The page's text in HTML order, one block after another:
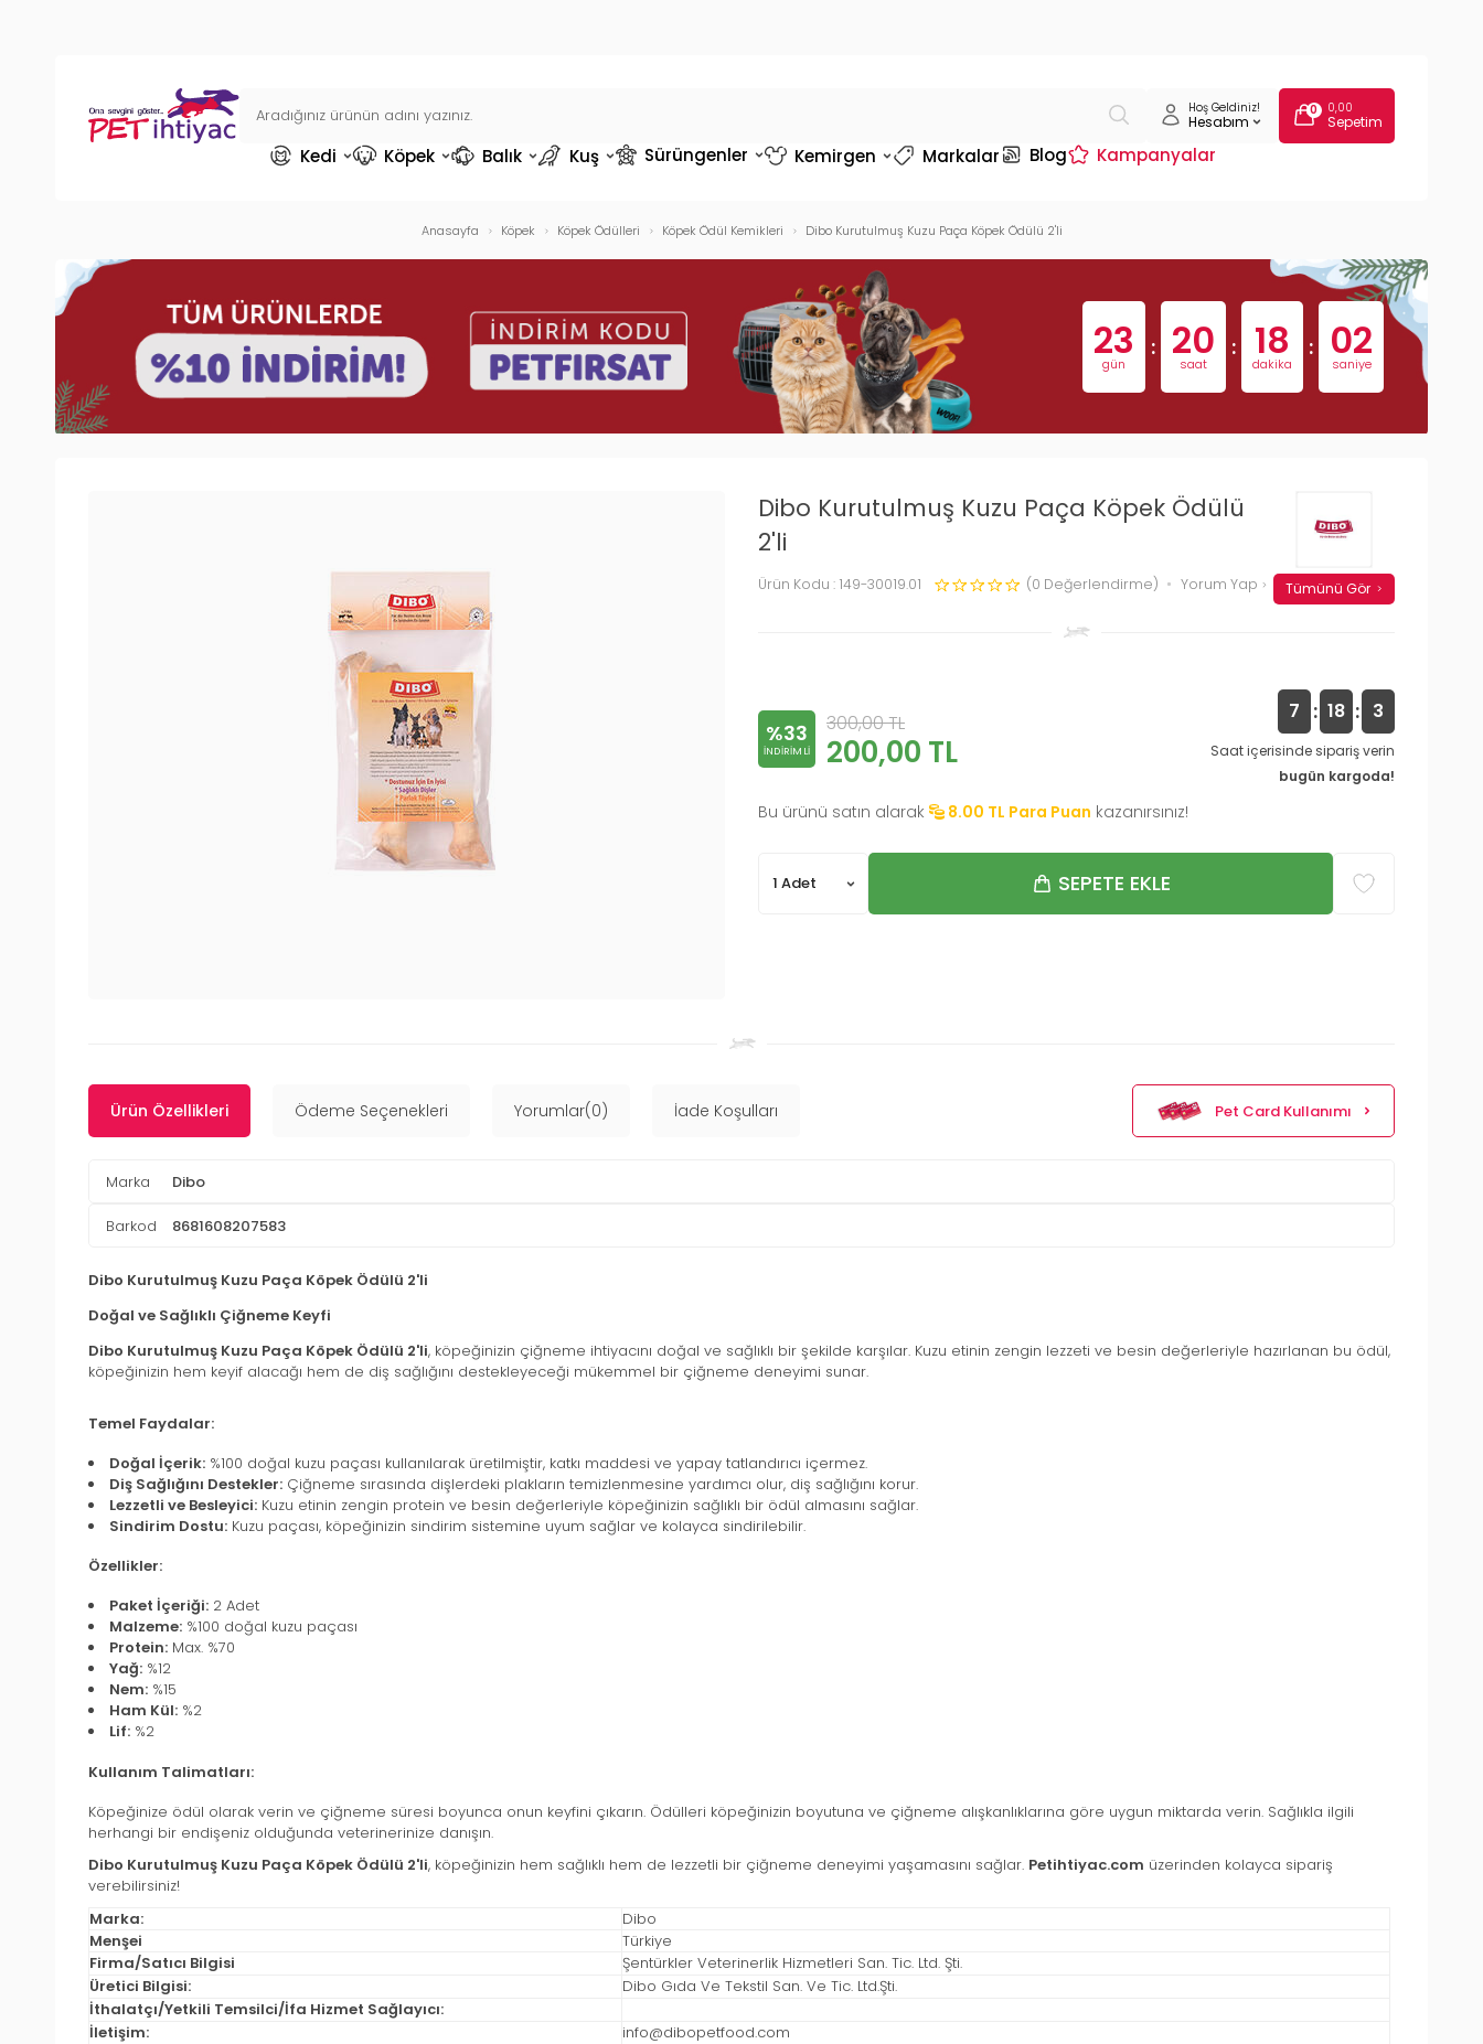
Hoş Geldiniz!
Hesabım
0 0,00
Sepetim
Kedi Köpek Balık Kuş Sürüngenler Kemirgen Markalar Blog Kampanyalar
Anasayfa Köpek Köpek Ödülleri Köpek Ödül Kemikleri Dibo Kurutulmuş Kuzu Paça Köpek Ödülü 2'li
23
gün
: 20
saat
: 18
dakika
: 01
saniye
Dibo Kurutulmuş Kuzu Paça Köpek Ödülü
2'li
Ürün Kodu : 149-30019.01 (0 Değerlendirme) Yorum Yap Tümünü Gör
%33
INDIRIMLI
300,00TL
200,00 TL
7 : 18 : 2
Saat içerisinde sipariş verin
bugün kargoda!
Bu ürünü satın alarak 8.00 TL Para Puan kazanırsınız!
SEPETE EKLE
Ürün Özellikleri Ödeme Seçenekleri Yorumlar(0) İade Koşulları Pet Card Kullanımı
Marka Dibo
Barkod 8681608207583
Dibo Kurutulmuş Kuzu Paça Köpek Ödülü 2'li
Doğal ve Sağlıklı Çiğneme Keyfi
Dibo Kurutulmuş Kuzu Paça Köpek Ödülü 2'li, köpeğinizin çiğneme ihtiyacını doğal ve sağlıklı bir şekilde karşılar. Kuzu etinin zengin lezzeti ve besin değerleriyle hazırlanan bu ödül,
köpeğinizin hem keyif alacağı hem de diş sağlığını destekleyeceği mükemmel bir çiğneme deneyimi sunar.
Temel Faydalar:
Doğal İçerik: %100 doğal kuzu paçası kullanılarak üretilmiştir, katkı maddesi ve yapay tatlandırıcı içermez.
Diş Sağlığını Destekler: Çiğneme sırasında dişlerdeki plakların temizlenmesine yardımcı olur, diş sağlığını korur.
Lezzetli ve Besleyici: Kuzu etinin zengin protein ve besin değerleriyle köpeğinizin sağlıklı bir ödül almasını sağlar.
Sindirim Dostu: Kuzu paçası, köpeğinizin sindirim sistemine uyum sağlar ve kolayca sindirilebilir.
Özellikler:
Paket İçeriği: 2 Adet
Malzeme: %100 doğal kuzu paçası
Protein: Max. %70
Yağ: %12
Nem: %15
Ham Kül: %2
Lif: %2
Kullanım Talimatları:
Köpeğinize ödül olarak verin ve çiğneme süresi boyunca onun keyfini çıkarın. Ödülleri köpeğinizin boyutuna ve çiğneme alışkanlıklarına göre uygun miktarda verin. Sağlıkla ilgili
herhangi bir endişeniz olduğunda veterinerinize danışın.
Dibo Kurutulmuş Kuzu Paça Köpek Ödülü 2'li, köpeğinizin hem sağlıklı hem de lezzetli bir çiğneme deneyimi yaşamasını sağlar. Petihtiyac.com üzerinden kolayca sipariş
verebilirsiniz!
Marka:
Dibo
Menşei
Türkiye
Firma/Satıcı Bilgisi
Şentürkler Veterinerlik Hizmetleri San. Tic. Ltd. Şti.
Üretici Bilgisi:
Dibo Gıda Ve Tekstil San. Ve Tic. Ltd.Şti.
İthalatçı/Yetkili Temsilci/İfa Hizmet Sağlayıcı:
İletişim:
info@dibopetfood.com